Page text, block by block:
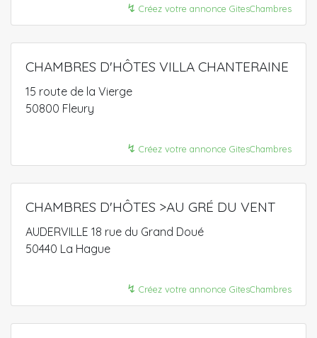
↯ Créez votre annonce GitesChambres
CHAMBRES D'HÔTES VILLA CHANTERAINE
15 route de la Vierge
50800 Fleury
↯ Créez votre annonce GitesChambres
CHAMBRES D'HÔTES >AU GRÉ DU VENT
AUDERVILLE 18 rue du Grand Doué
50440 La Hague
↯ Créez votre annonce GitesChambres